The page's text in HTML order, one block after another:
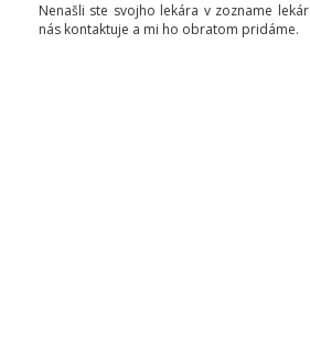
Nenašli ste svojho lekára v zozname
nás kontaktuje a mi ho obratom pridáme.